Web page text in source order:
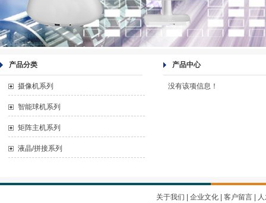
产品分类
摄像机系列
智能球机系列
矩阵主机系列
液晶/拼接系列
产品中心
没有该项信息！
关于我们 企业文化 客户留言